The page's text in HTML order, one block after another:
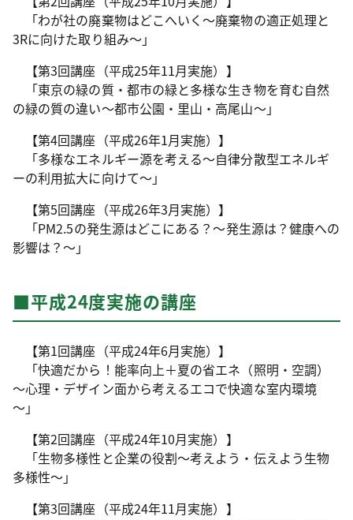
「わが社の廃棄物はどこへいく～廃棄物の適正処理と
3Rに向けた取り組み～」
【第3回講座（平成25年11月実施）】
「東京の緑の質・都市の緑と多様な生き物を育む自然
の緑の質の違い～都市公園・里山・高尾山～」
【第4回講座（平成26年1月実施）】
「多様なエネルギー源を考える～自律分散型エネルギ
ーの利用拡大に向けて～」
【第5回講座（平成26年3月実施）】
「PM2.5の発生源はどこにある？～発生源は？健康への
影響は？～」
■平成24度実施の講座
【第1回講座（平成24年6月実施）】
「快適だから！能率向上＋夏の省エネ（照明・空調）
～心理・デザイン面から考えるエコで快適な室内環境
～」
【第2回講座（平成24年10月実施）】
「生物多様性と企業の役割～考えよう・伝えよう生物
多様性～」
【第3回講座（平成24年11月実施）】